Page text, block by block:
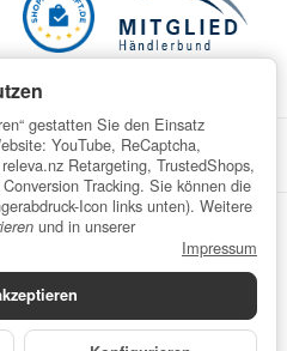
Widerrufsrecht
Verpackungshinweise
•Impressum
USt., zzgl.Versand
wefaru
gestatten Sie den Einsatz
YouTube, ReCaptcha,
Retargeting, TrustedShops,
Tracking. Sie können die
Icon links unten). Weitere
und in unserer
Impressum